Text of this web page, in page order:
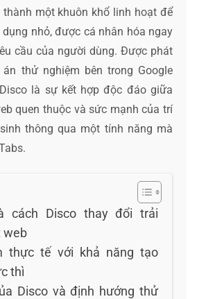
thành một khuôn khổ linh hoạt để
nhỏ, được cá nhân hóa ngay
cầu của người dùng. Được phát
thử nghiệm bên trong Google
là sự kết hợp độc đáo giữa
quen thuộc và sức mạnh của trí
thông qua một tính năng mà
cách Disco thay đổi trải
web
thực tế với khả năng tạo
thì
Disco và định hướng thử